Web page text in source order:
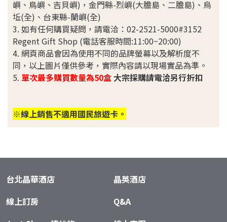
嶼、鳥嶼、吉貝嶼)，金門縣-烈嶼(大膽島、二膽島)、烏
坵(全)、台東縣-蘭嶼(全)
3. 如有任何購買疑問，請電洽：02-2521-5000#3152
Regent Gift Shop (電話客服時間:11:00~20:00)
4. 網頁商品會因為使用不同的品牌螢幕以及解析度不
同，以上圖片僅供參考，實際內容請以現場實品為準。
5. 單次最多購買數量為50盒 大宗採購請電洽另行折扣
※線上銷售不適用國民旅遊卡。
台北晶華酒店
晶英酒店
線上訂房
Q&A